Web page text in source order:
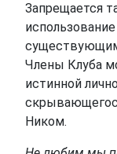
Запрещается
Члены Клуба
истинной
Ником.